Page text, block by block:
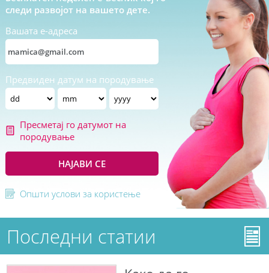
следи развојот на вашето дете.
Вашата е-адреса
Предвиден датум на породување
Пресметај го датумот на
породување
НАЈАВИ СЕ
Општи услови за користење
Последни статии